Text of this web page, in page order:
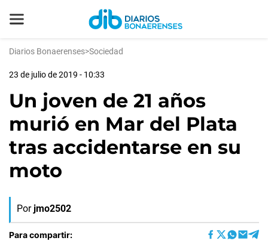
Diarios Bonaerenses>Sociedad
23 de julio de 2019 - 10:33
Un joven de 21 años
murió en Mar del Plata
tras accidentarse en su
moto
Por jmo2502
Para compartir: